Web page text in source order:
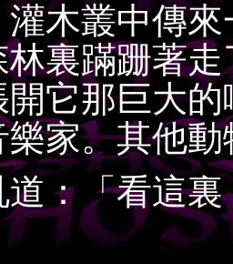
叢中傳來
裏蹣跚著
它那巨大
家。其他
「看這裏